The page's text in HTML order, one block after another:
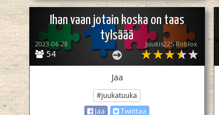
Ihan vaan jotain koska on taas
tylsäää
54
2023-06-28 Juukis225 Roblox
Jaa
#juukatuuka
Jaa
Twiittaa